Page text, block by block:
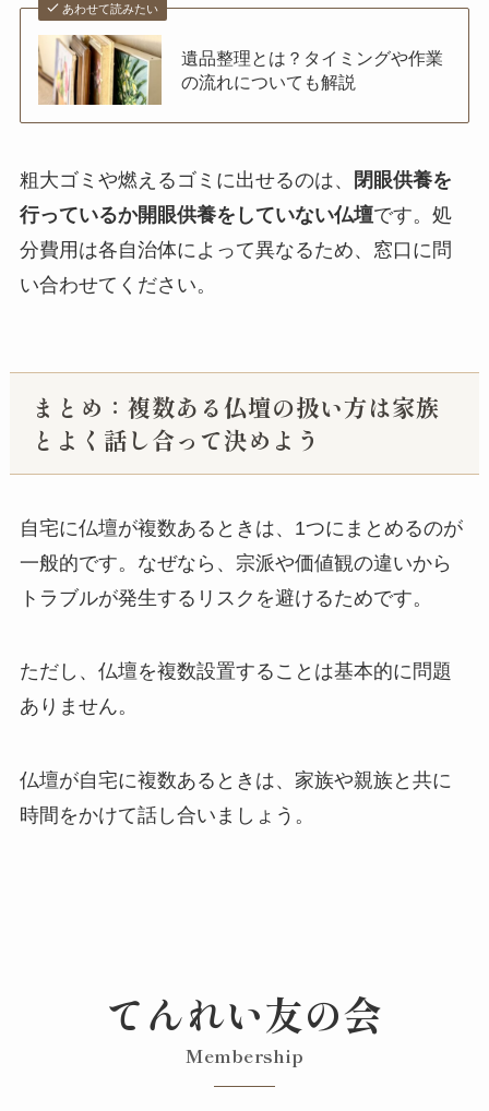
あわせて読みたい
遺品整理とは？タイミングや作業
の流れについても解説
粗大ゴミや燃えるゴミに出せるのは、
閉眼供養を
行っているか開眼供養をしていない仏壇です。処
分費用は各自治体によって異なるため、窓口に問
い合わせてください。
まとめ：複数ある仏壇の扱い方は家族
とよく話し合って決めよう
自宅に仏壇が複数あるときは、1つにまとめるのが
一般的です。なぜなら、宗派や価値観の違いから
トラブルが発生するリスクを避けるためです。
ただし、仏壇を複数設置することは基本的に問題
ありません。
仏壇が自宅に複数あるときは、家族や親族と共に
時間をかけて話し合いましょう。
てんれい友の会
Membership